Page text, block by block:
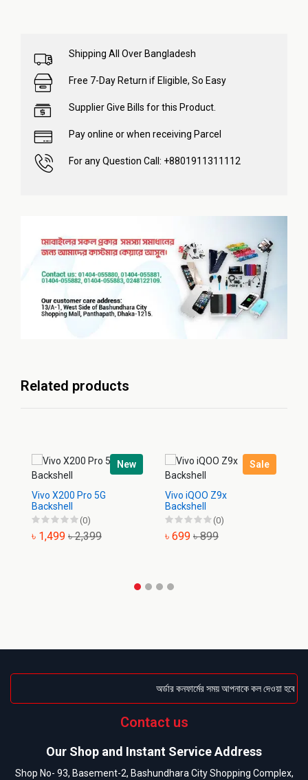
Shipping All Over Bangladesh
Free 7-Day Return if Eligible, So Easy
Supplier Give Bills for this Product.
Pay online or when receiving Parcel
For any Question Call: +8801911311112
Related products
New
Vivo X200 Pro 5G
Backshell
(0)
৳ 1,499 ৳ 2,399
Sale
Vivo iQOO Z9x
Backshell
(0)
৳ 699 ৳ 899
অর্ডার কনফার্মের সময় আপনাকে কল দেওয়া হবে
Contact us
Our Shop and Instant Service Address
Shop No- 93, Basement-2, Bashundhara City Shopping Complex,